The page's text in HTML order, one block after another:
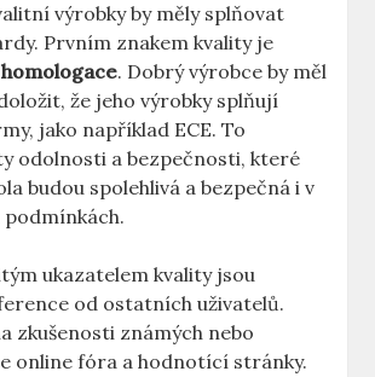
výrobky by měly splňovat
Prvním znakem kvality je
. Dobrý výrobce by měl
že jeho výrobky splňují
jako například ECE. To
odolnosti a bezpečnosti, které
budou spolehlivá a bezpečná i v
ukazatelem kvality jsou
od ostatních uživatelů.
zkušenosti známých nebo
online fóra a hodnotící stránky.